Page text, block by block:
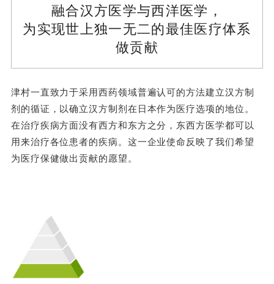
融合汉方医学与西洋医学，
为实现世上独一无二的最佳医疗体系
做贡献
津村一直致力于采用西药领域普遍认可的方法建立汉方制
剂的循证，以确立汉方制剂在日本作为医疗选项的地位。
在治疗疾病方面没有西方和东方之分，东西方医学都可以
用来治疗各位患者的疾病。这一企业使命反映了我们希望
为医疗保健做出贡献的愿望。